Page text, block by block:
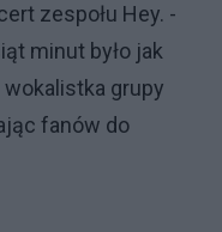
zespołu Hey. -
minut było jak
grupy
fanów do